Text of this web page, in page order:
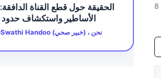
الحقيقة حول قطع القناة
الأساطير واستكشاف حدود
Swathi Handoo (خبير صحي) ، نحن